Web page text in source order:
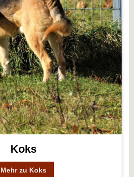
Koks
Mehr zu Koks